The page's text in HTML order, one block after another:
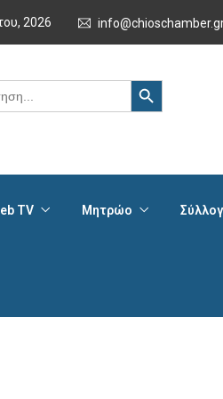
2026
Search Button
TV Μητρώο